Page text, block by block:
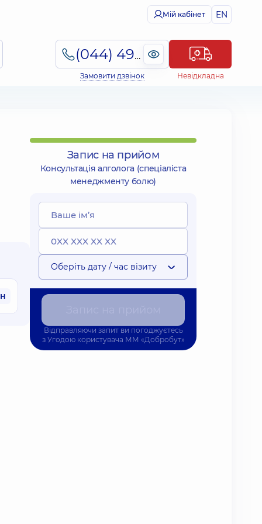
Мій кабінет EN
(044) 495-2-888
Замовити дзвінок Невідкладна
Запис на прийом
Консультація алголога (спеціаліста
менеджменту болю)
Оберіть дату / час візиту
Відправляючи запит ви погоджуєтесь
з Угодою користувача ММ «Добробут»